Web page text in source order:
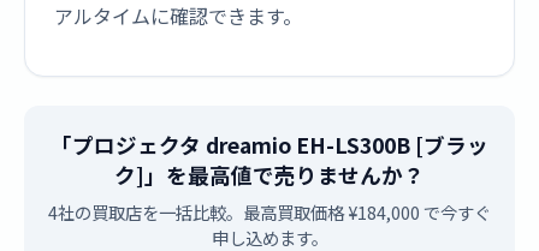
アルタイムに確認できます。
「プロジェクタ dreamio EH-LS300B [ブラッ
ク]」を最高値で売りませんか？
4社の買取店を一括比較。最高買取価格 ¥184,000 で今すぐ
申し込めます。